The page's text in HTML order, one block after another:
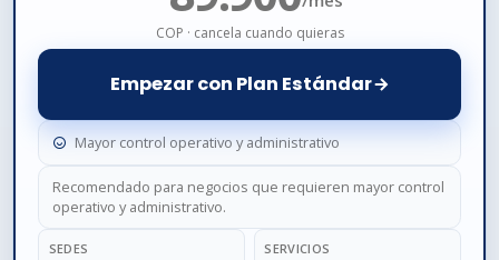
COP · cancela cuando quieras
Empezar con Plan Estándar
Mayor control operativo y administrativo
Recomendado para negocios que requieren mayor control
operativo y administrativo.
SEDES SERVICIOS